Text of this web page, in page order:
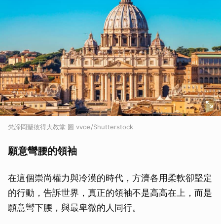
梵諦岡聖彼得大教堂 圖 vvoe/Shutterstock
願意彎腰的領袖
在這個崇尚權力與冷漠的時代，方濟各用柔軟卻堅定
的行動，告訴世界，真正的領袖不是高高在上，而是
願意彎下腰，與最卑微的人同行。